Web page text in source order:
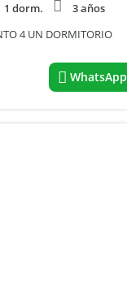
1 dorm.
3 años
4 UN DORMITORIO
WhatsApp